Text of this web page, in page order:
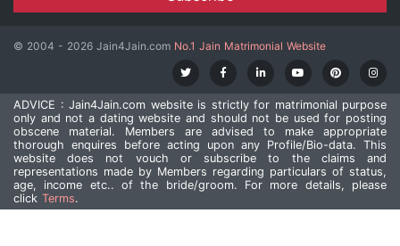
© 2004 - 2026 Jain4Jain.com No.1 Jain Matrimonial Website
ADVICE : Jain4Jain.com website is strictly for matrimonial purpose
only and not a dating website and should not be used for posting
obscene material. Members are advised to make appropriate
thorough enquires before acting upon any Profile/Bio-data. This
website does not vouch or subscribe to the claims and
representations made by Members regarding particulars of status,
age, income etc.. of the bride/groom. For more details, please
click Terms.